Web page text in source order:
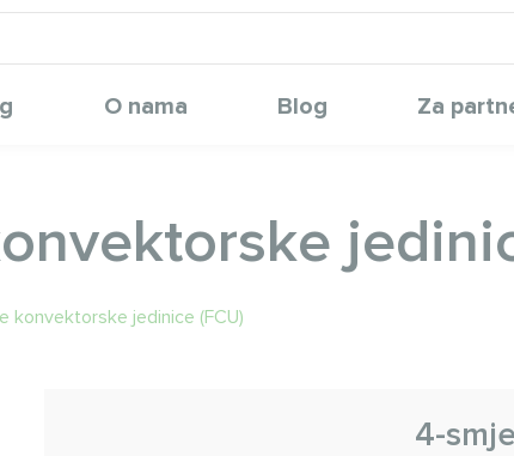
O nama Blog Za
konvektorske jedinice (FCU)
4-